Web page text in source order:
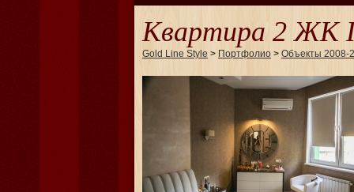
Квартира 2 ЖК
Gold Line Style > Портфолио > Объекты 2008-